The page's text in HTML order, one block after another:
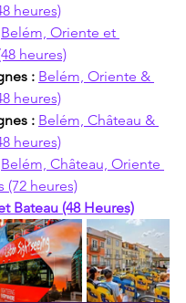
heures)
Belém, Oriente et
heures)
: Belém, Oriente &
heures)
: Belém, Château &
heures)
Belém, Château, Oriente
(72 heures)
Bateau (48 Heures)